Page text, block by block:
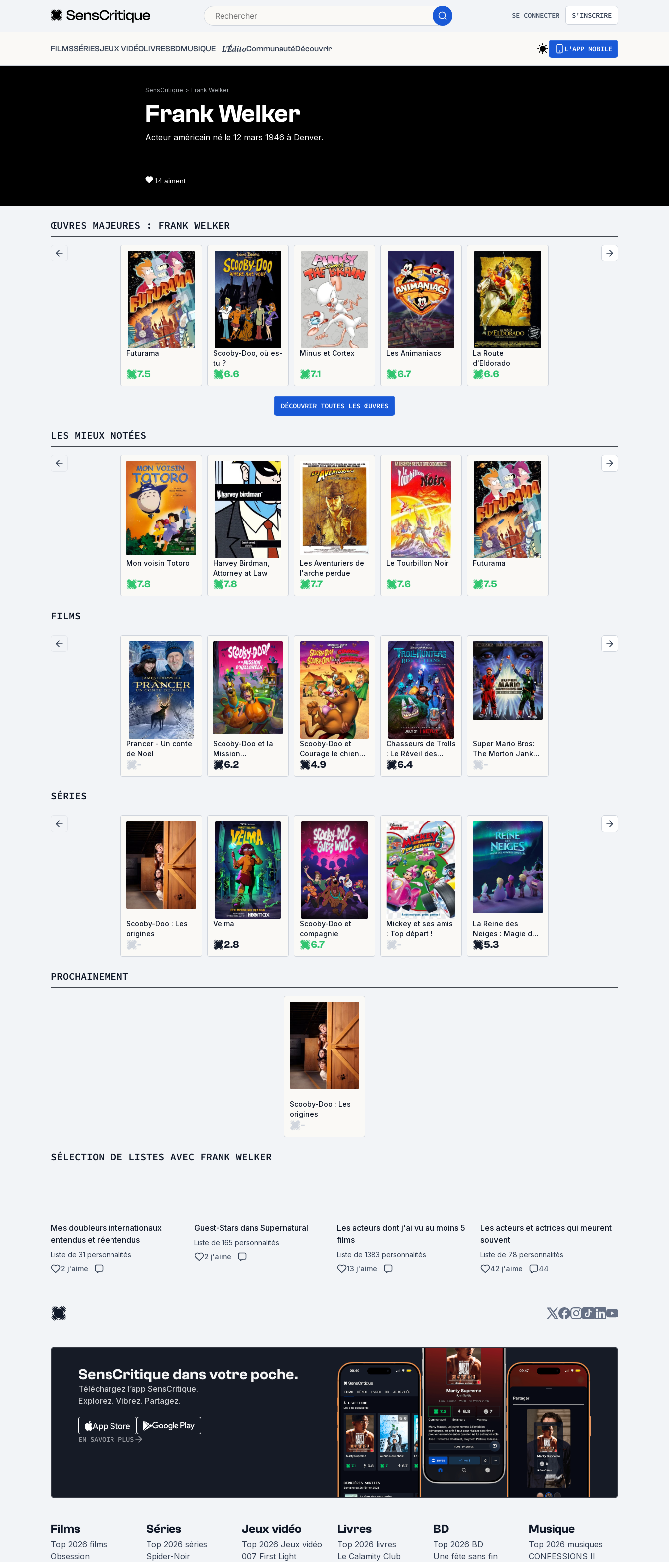
SE CONNECTER S'INSCRIRE
FILMSSÉRIESJEUX VIDÉOLIVRESBDMUSIQUE L'ÉditoCommunautéDécouvrir L'APP MOBILE
SensCritique > Frank Welker
Frank Welker
Acteur américain né le 12 mars 1946 à Denver.
14 aiment
ŒUVRES MAJEURES : FRANK WELKER
Futurama
7.5
Scooby-Doo, où es-
tu ?
6.6
Minus et Cortex
7.1
Les Animaniacs
6.7
La Route
d'Eldorado
6.6
DÉCOUVRIR TOUTES LES ŒUVRES
LES MIEUX NOTÉES
Mon voisin Totoro
7.8
Harvey Birdman,
Attorney at Law
7.8
Les Aventuriers de
l'arche perdue
7.7
Le Tourbillon Noir
7.6
Futurama
7.5
FILMS
Prancer - Un conte
de Noël
-
Scooby-Doo et la
Mission
d'Halloween
6.2
Scooby-Doo et
Courage le chien
froussard
4.9
Chasseurs de Trolls
: Le Réveil des
Titans
6.4
Super Mario Bros:
The Morton Jankel
Cut-
SÉRIES
Scooby-Doo : Les
origines
-
Velma
2.8
Scooby-Doo et
compagnie
6.7
Mickey et ses amis
: Top départ !
-
La Reine des
Neiges : Magie des
Aurores Boréales
5.3
PROCHAINEMENT
Scooby-Doo : Les
origines
-
SÉLECTION DE LISTES AVEC FRANK WELKER
Mes doubleurs internationaux
entendus et réentendus
Liste de 31 personnalités
2 j'aime
Guest-Stars dans Supernatural
Liste de 165 personnalités
2 j'aime
Les acteurs dont j'ai vu au moins 5
films
Liste de 1383 personnalités
13 j'aime
Les acteurs et actrices qui meurent
souvent
Liste de 78 personnalités
42 j'aime
44
SensCritique dans votre poche.
Téléchargez l’app SensCritique.
Explorez. Vibrez. Partagez.
EN SAVOIR PLUS
Films
Top 2026 films
Obsession
Séries
Top 2026 séries
Spider-Noir
Jeux vidéo
Top 2026 Jeux vidéo
007 First Light
Livres
Top 2026 livres
Le Calamity Club
BD
Top 2026 BD
Une fête sans fin
Musique
Top 2026 musiques
CONFESSIONS II